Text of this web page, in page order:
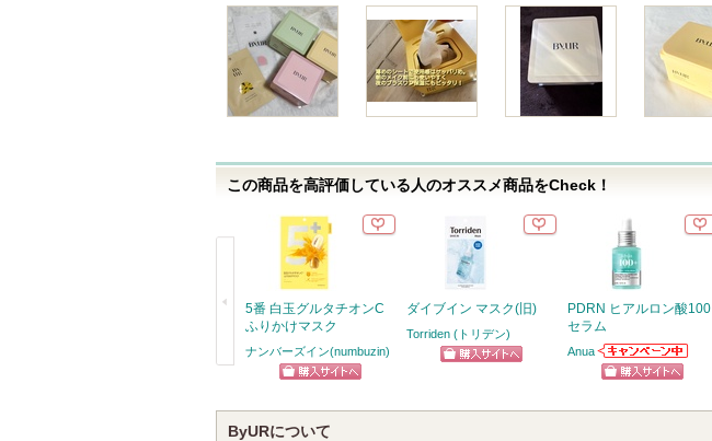
て
い
ま
す
気
に
入
り
登
さ
れ
この商品を高評価している人のオススメ商品をCheck！
る
5番 白玉グルタチオンC
ふりかけマスク
ナンバーズイン(numbuzin)
グサイトへ
ダイブイン マスク(旧)
Torriden (トリデン)
PDRN ヒアルロン酸100
セラム
Anua
Anuaからのお知
らせがあります
ByURについて